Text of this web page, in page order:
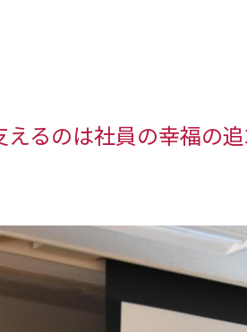
るのは社員の幸福の